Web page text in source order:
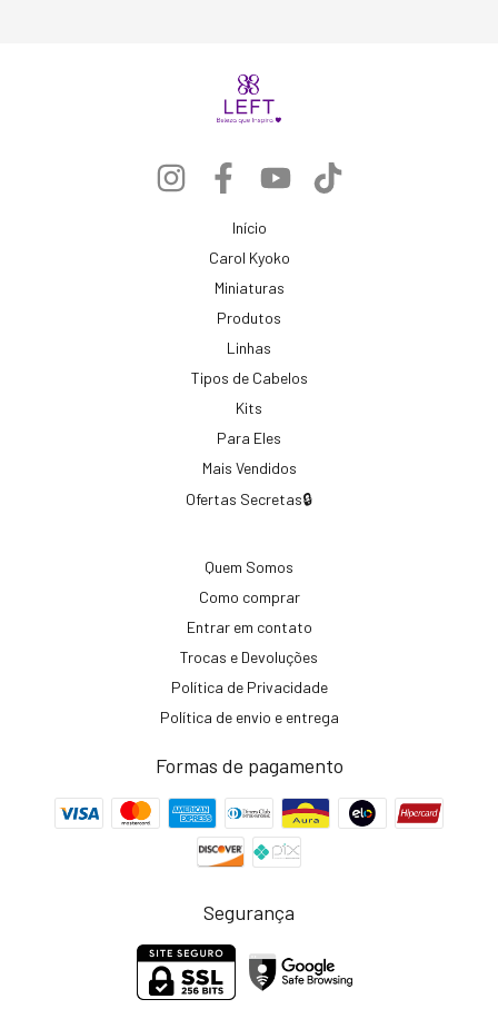
Início
Carol Kyoko
Miniaturas
Produtos
Linhas
Tipos de Cabelos
Kits
Para Eles
Mais Vendidos
Ofertas Secretas🔒
Quem Somos
Como comprar
Entrar em contato
Trocas e Devoluções
Política de Privacidade
Política de envio e entrega
Formas de pagamento
Segurança